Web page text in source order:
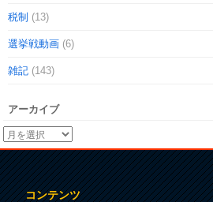
税制 (13)
選挙戦動画 (6)
雑記 (143)
アーカイブ
コンテンツ